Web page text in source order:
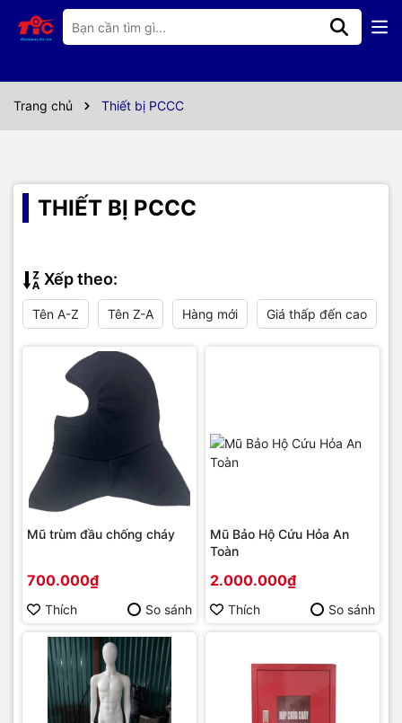
Trang chủ Thiết bị PCCC
THIẾT BỊ PCCC
Xếp theo:
Tên A-Z Tên Z-A Hàng mới Giá thấp đến cao
Mũ trùm đầu chống cháy
700.000₫
Thích So sánh
Mũ Bảo Hộ Cứu Hỏa An
Toàn
2.000.000₫
Thích So sánh